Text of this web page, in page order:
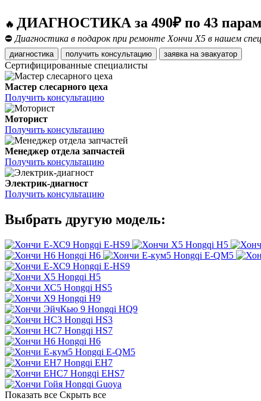
🔥 ДИАГНОСТИКА за 490₽ по 43
⛔ Диагностика в подарок при ремонте Хончи Х5 в нашем
диагностика получить консультацию заявка на эвакуатор
Сертифицированные специалисты
Мастер слесарного цеха
Получить консультацию
Моторист
Получить консультацию
Менеджер отдела запчастей
Получить консультацию
Электрик-диагност
Получить консультацию
Выбрать другую модель:
Hongqi E-HS9 Hongqi H5
Hongqi H6
Hongqi E-QM5
Hongqi E-HS9
Hongqi H5
Hongqi HS5
Hongqi H9
Hongqi HQ9
Hongqi HS3
Hongqi HS7
Hongqi H6
Hongqi E-QM5
Hongqi EH7
Hongqi EHS7
Hongqi Guoya
Показать все Скрыть все